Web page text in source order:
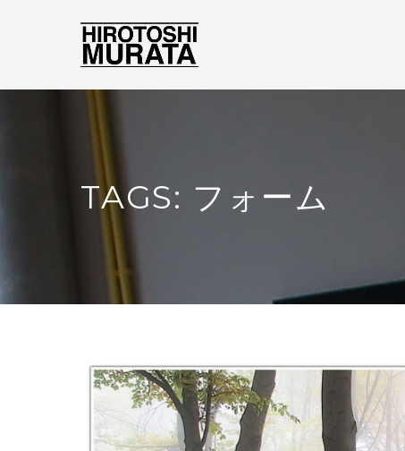
TAGS: フォーム